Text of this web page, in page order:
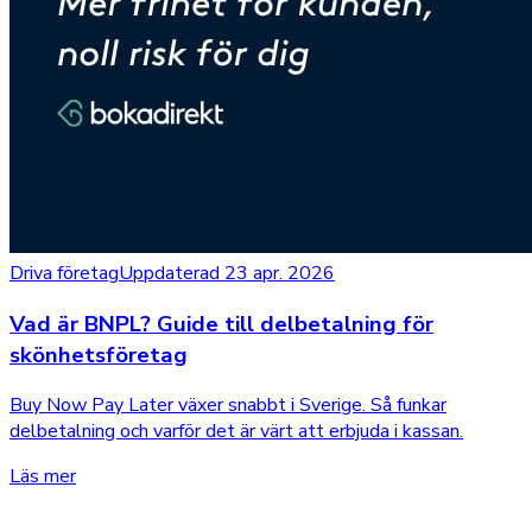
Driva företagUppdaterad 23 apr. 2026
Vad är BNPL? Guide till delbetalning för
skönhetsföretag
Buy Now Pay Later växer snabbt i Sverige. Så funkar
delbetalning och varför det är värt att erbjuda i kassan.
Läs mer